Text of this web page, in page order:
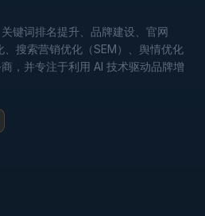
键词排名提升、品牌建设、官网
搜索营销优化（SEM）、舆情优化
，并专注于利用 AI 技术驱动品牌增